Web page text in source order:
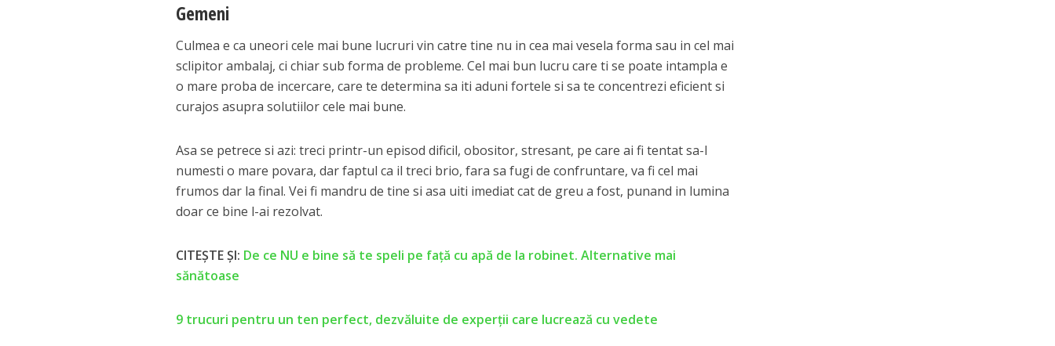
Gemeni
Culmea e ca uneori cele mai bune lucruri vin catre tine nu in cea mai vesela forma sau in cel mai
sclipitor ambalaj, ci chiar sub forma de probleme. Cel mai bun lucru care ti se poate intampla e
o mare proba de incercare, care te determina sa iti aduni fortele si sa te concentrezi eficient si
curajos asupra solutiilor cele mai bune.
Asa se petrece si azi: treci printr-un episod dificil, obositor, stresant, pe care ai fi tentat sa-l
numesti o mare povara, dar faptul ca il treci brio, fara sa fugi de confruntare, va fi cel mai
frumos dar la final. Vei fi mandru de tine si asa uiti imediat cat de greu a fost, punand in lumina
doar ce bine l-ai rezolvat.
CITEȘTE ȘI: De ce NU e bine să te speli pe faţă cu apă de la robinet. Alternative mai
sănătoase
9 trucuri pentru un ten perfect, dezvăluite de experţii care lucrează cu vedete